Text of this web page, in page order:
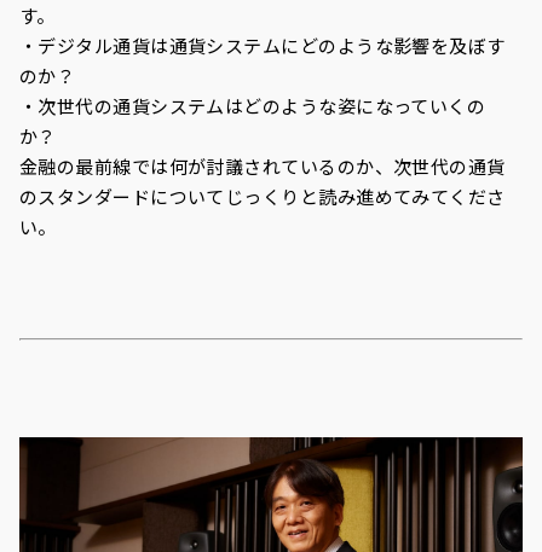
す。
・デジタル通貨は通貨システムにどのような影響を及ぼす
のか？
・次世代の通貨システムはどのような姿になっていくの
か？
金融の最前線では何が討議されているのか、次世代の通貨
のスタンダードについてじっくりと読み進めてみてくださ
い。